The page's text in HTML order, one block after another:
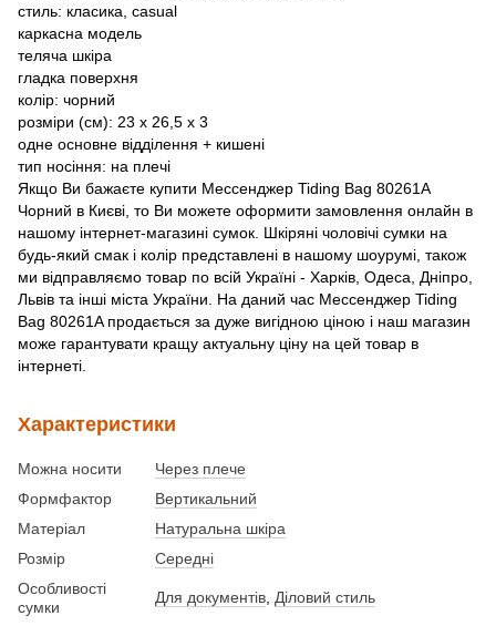
cтиль: класика, casual
каркасна модель
теляча шкіра
гладка поверхня
колір: чорний
розміри (см): 23 х 26,5 х 3
одне основне відділення + кишені
тип носіння: на плечі
Якщо Ви бажаєте купити Мессенджер Tiding Bag 80261A
Чорний в Києві, то Ви можете оформити замовлення онлайн в
нашому інтернет-магазині сумок. Шкіряні чоловічі сумки на
будь-який смак і колір представлені в нашому шоурумі, також
ми відправляємо товар по всій Україні - Харків, Одеса, Дніпро,
Львів та інші міста України. На даний час Мессенджер Tiding
Bag 80261A продається за дуже вигідною ціною і наш магазин
може гарантувати кращу актуальну ціну на цей товар в
інтернеті.
Характеристики
Можна носити
Через плече
Формфактор
Вертикальний
Матеріал
Натуральна шкіра
Розмір
Середні
Особливості
сумки
Для документів Діловий стиль